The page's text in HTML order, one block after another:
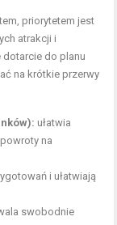
priorytetem jest
atrakcji i
dotarcie do planu
na krótkie przerwy
ułatwia
na
i ułatwiają
swobodnie